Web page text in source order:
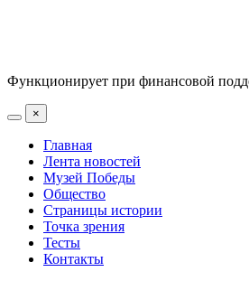
Функционирует при финансовой
×
Главная
Лента новостей
Музей Победы
Общество
Страницы истории
Точка зрения
Тесты
Контакты